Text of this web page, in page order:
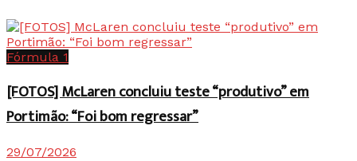
Fórmula 1
[FOTOS] McLaren concluiu teste “produtivo” em
Portimão: “Foi bom regressar”
29/07/2026